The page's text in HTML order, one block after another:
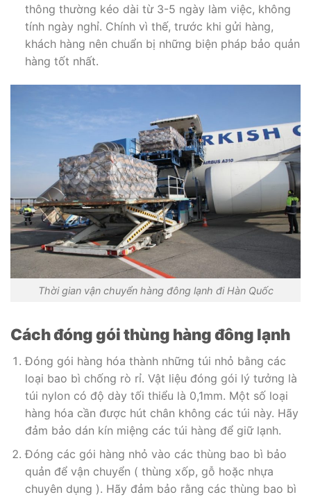
thông thường kéo dài từ 3-5 ngày làm việc, không
tính ngày nghỉ. Chính vì thế, trước khi gửi hàng,
khách hàng nên chuẩn bị những biện pháp bảo quản
hàng tốt nhất.
Thời gian vận chuyển hàng đông lạnh đi Hàn Quốc
Cách đóng gói thùng hàng đông lạnh
Đóng gói hàng hóa thành những túi nhỏ bằng các
loại bao bì chống rò rỉ. Vật liệu đóng gói lý tưởng là
túi nylon có độ dày tối thiểu là 0,1mm. Một số loại
hàng hóa cần được hút chân không các túi này. Hãy
đảm bảo dán kín miệng các túi hàng để giữ lạnh.
Đóng các gói hàng nhỏ vào các thùng bao bì bảo
quản để vận chuyển ( thùng xốp, gỗ hoặc nhựa
chuyên dụng ). Hãy đảm bảo rằng các thùng bao bì